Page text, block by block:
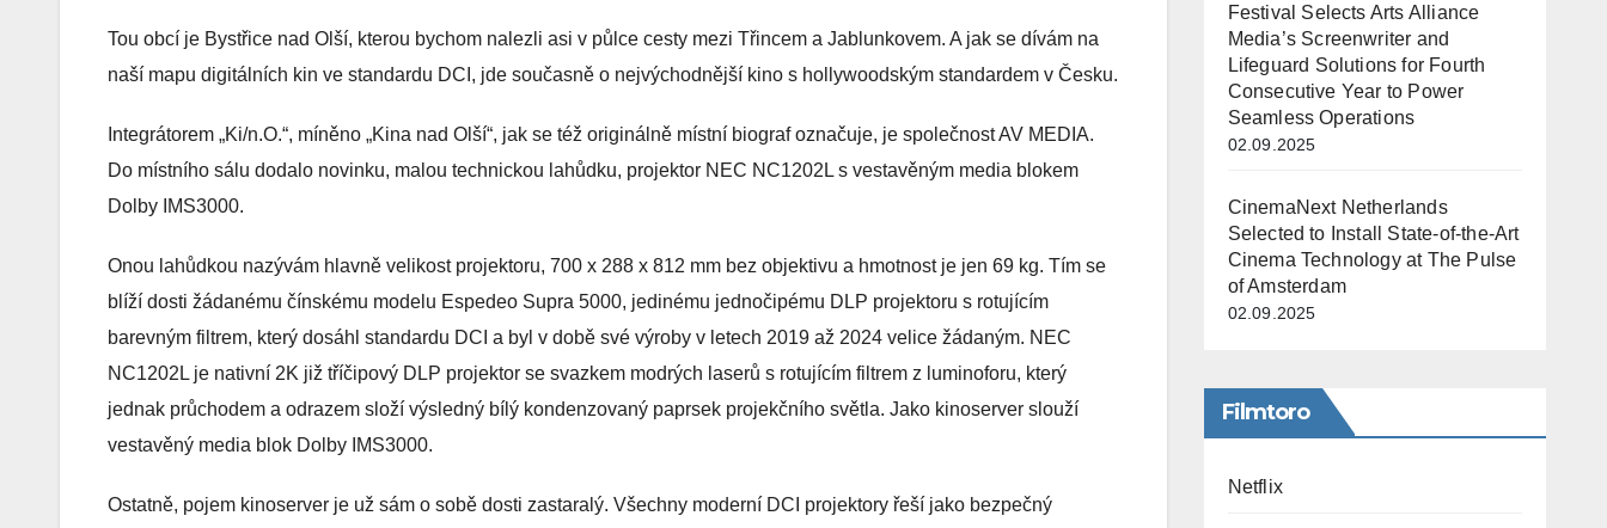
Tou obcí je Bystřice nad Olší, kterou bychom nalezli asi v půlce cesty mezi Třincem a Jablunkovem. A jak se dívám na
naší mapu digitálních kin ve standardu DCI, jde současně o nejvýchodnější kino s hollywoodským standardem v Česku.
Integrátorem „Ki/n.O.“, míněno „Kina nad Olší“, jak se též originálně místní biograf označuje, je společnost AV MEDIA.
Do místního sálu dodalo novinku, malou technickou lahůdku, projektor NEC NC1202L s vestavěným media blokem
Dolby IMS3000.
Onou lahůdkou nazývám hlavně velikost projektoru, 700 x 288 x 812 mm bez objektivu a hmotnost je jen 69 kg. Tím se
blíží dosti žádanému čínskému modelu Espedeo Supra 5000, jedinému jednočipému DLP projektoru s rotujícím
barevným filtrem, který dosáhl standardu DCI a byl v době své výroby v letech 2019 až 2024 velice žádaným. NEC
NC1202L je nativní 2K již tříčipový DLP projektor se svazkem modrých laserů s rotujícím filtrem z luminoforu, který
jednak průchodem a odrazem složí výsledný bílý kondenzovaný paprsek projekčního světla. Jako kinoserver slouží
vestavěný media blok Dolby IMS3000.
Ostatně, pojem kinoserver je už sám o sobě dosti zastaralý. Všechny moderní DCI projektory řeší jako bezpečný
Festival Selects Arts Alliance
Media’s Screenwriter and
Lifeguard Solutions for Fourth
Consecutive Year to Power
Seamless Operations
02.09.2025
CinemaNext Netherlands
Selected to Install State-of-the-Art
Cinema Technology at The Pulse
of Amsterdam
02.09.2025
Filmtoro
Netflix